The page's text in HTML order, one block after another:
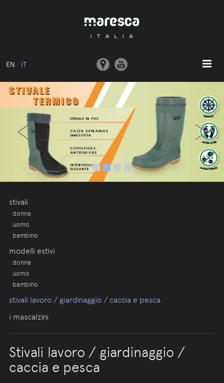
EN IT
HOME
MODELLI BASE
COLLEZIONI
STAMPI E MACCHINARI
COMUNICAZIONE
‹ ›
stivali
donna
uomo
bambino
modelli estivi
donna
uomo
bambino
stivali lavoro / giardinaggio / caccia e pesca
i mascalzini
Stivali lavoro / giardinaggio /
caccia e pesca